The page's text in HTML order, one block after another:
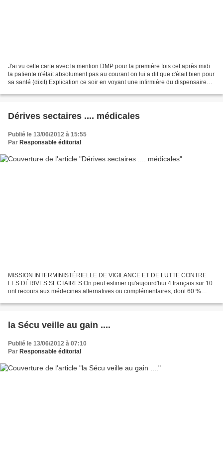
J'ai vu cette carte avec la mention DMP pour la première fois cet après midi
la patiente n'était absolument pas au courant on lui a dit que c'était bien pour
sa santé (dixit) Explication ce soir en voyant une infirmière du dispensaire
Dérives sectaires .... médicales
Publié le 13/06/2012 à 15:55
Par Responsable éditorial
MISSION INTERMINISTÉRIELLE DE VIGILANCE ET DE LUTTE CONTRE
LES DÉRIVES SECTAIRES On peut estimer qu'aujourd'hui 4 français sur 10
ont recours aux médecines alternatives ou complémentaires, dont 60 %
la Sécu veille au gain ....
Publié le 13/06/2012 à 07:10
Par Responsable éditorial